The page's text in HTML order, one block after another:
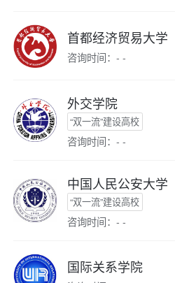
首都经济贸易大学
咨询时间：- -
外交学院
“双一流”建设高校
咨询时间：- -
中国人民公安大学
“双一流”建设高校
咨询时间：- -
国际关系学院